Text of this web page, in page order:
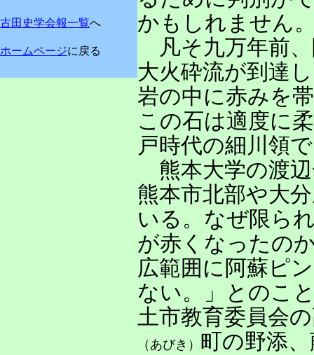
古田史学会報一覧へ
ホームページに戻る
かもしれません
凡そ九万年前
大火砕流が到達
岩の中に赤みを
この石は適度に
戸時代の細川領
熊本大学の渡
熊本市北部や大
いる。なぜ限ら
が赤くなったの
広範囲に阿蘇ピ
ない。」とのこ
土市教育委員会
（あびき） 町の野添